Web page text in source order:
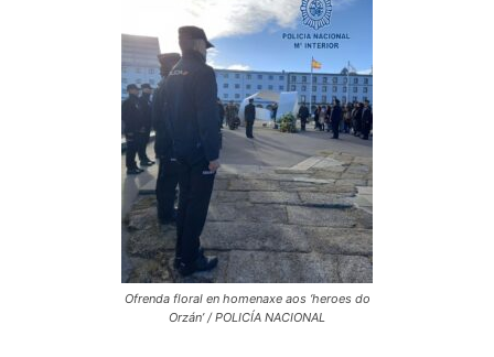
Ofrenda floral en homenaxe aos ‘heroes do
Orzán’ / POLICÍA NACIONAL